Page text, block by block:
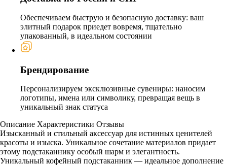
Обеспечиваем быструю и безопасную доставку: ваш
элитный подарок приедет вовремя, тщательно
упакованный, в идеальном состоянии
Брендирование
Персонализируем эксклюзивные сувениры: наносим
логотипы, имена или символику, превращая вещь в
уникальный знак статуса
Описание Характеристики Отзывы
Изысканный и стильный аксессуар для истинных ценителей
красоты и изыска. Уникальное сочетание материалов придает
этому подстаканнику особый шарм и элегантность.
Уникальный кофейный подстаканник — идеальное дополнение